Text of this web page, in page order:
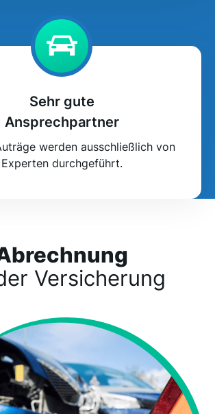
Sehr gute
Ansprechpartner
werden ausschließlich von
Experten durchgeführt.
Versicherung